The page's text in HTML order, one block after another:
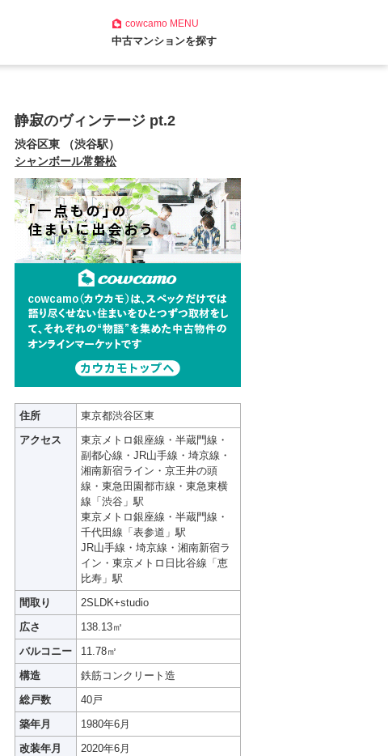
cowcamoMENU
中古マンションを探す
静寂のヴィンテージ pt.2
渋谷区東 （渋谷駅）
シャンボール常磐松
住所
東京都渋谷区東
アクセス
東京メトロ銀座線・半蔵門線・
副都心線・JR山手線・埼京線・
湘南新宿ライン・京王井の頭
線・東急田園都市線・東急東横
線「渋谷」駅
東京メトロ銀座線・半蔵門線・
千代田線「表参道」駅
JR山手線・埼京線・湘南新宿ラ
イン・東京メトロ日比谷線「恵
比寿」駅
間取り
2SLDK+studio
広さ
138.13㎡
バルコニー
11.78㎡
構造
鉄筋コンクリート造
総戸数
40戸
築年月
1980年6月
改装年月
2020年6月